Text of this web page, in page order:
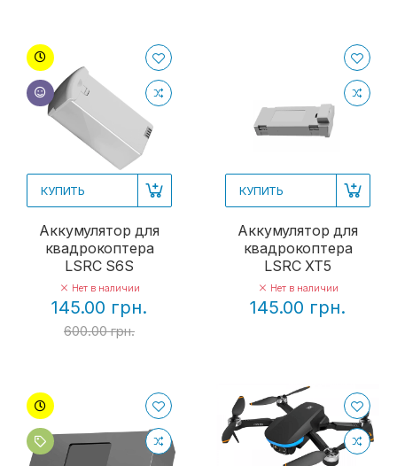
КУПИТЬ
Аккумулятор для
квадрокоптера
LSRC S6S
Нет в наличии
145.00 грн.
600.00 грн.
КУПИТЬ
Аккумулятор для
квадрокоптера
LSRC XT5
Нет в наличии
145.00 грн.